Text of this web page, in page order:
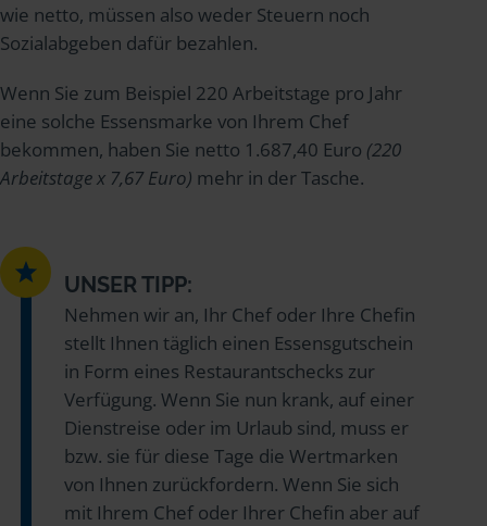
wie netto, müssen also weder Steuern noch
Sozialabgeben dafür bezahlen.
Wenn Sie zum Beispiel 220 Arbeitstage pro Jahr
eine solche Essensmarke von Ihrem Chef
bekommen, haben Sie netto 1.687,40 Euro (220
Arbeitstage x 7,67 Euro) mehr in der Tasche.
UNSER TIPP:
Nehmen wir an, Ihr Chef oder Ihre Chefin
stellt Ihnen täglich einen Essensgutschein
in Form eines Restaurantschecks zur
Verfügung. Wenn Sie nun krank, auf einer
Dienstreise oder im Urlaub sind, muss er
bzw. sie für diese Tage die Wertmarken
von Ihnen zurückfordern. Wenn Sie sich
mit Ihrem Chef oder Ihrer Chefin aber auf